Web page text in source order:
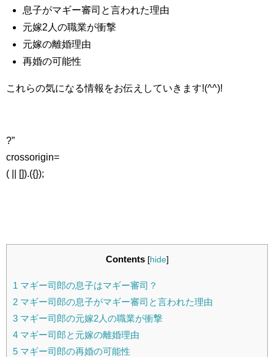
息子がマギー審司と言われた理由
元嫁2人の職業が衝撃
元嫁の離婚理由
再婚の可能性
これらの気になる情報をお伝えしていきます!(^^)!
?”
crossorigin=
( || []).({});
Contents [hide]
1 マギー司郎の息子はマギー審司？
2 マギー司郎の息子がマギー審司と言われた理由
3 マギー司郎の元嫁2人の職業が衝撃
4 マギー司郎と元嫁の離婚理由
5 マギー司郎の再婚の可能性